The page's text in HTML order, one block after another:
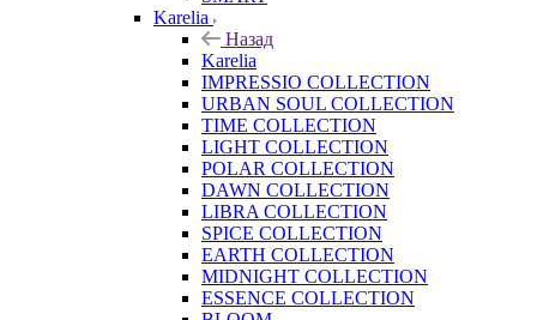
Karelia
Назад
Karelia
IMPRESSIO COLLECTION
URBAN SOUL COLLECTION
TIME COLLECTION
LIGHT COLLECTION
POLAR COLLECTION
DAWN COLLECTION
LIBRA COLLECTION
SPICE COLLECTION
EARTH COLLECTION
MIDNIGHT COLLECTION
ESSENCE COLLECTION